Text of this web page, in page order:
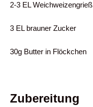
2-3 EL Weichweizengrieß
3 EL brauner Zucker
30g Butter in Flöckchen
Zubereitung